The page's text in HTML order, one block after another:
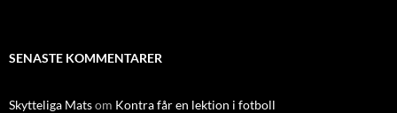
SENASTE KOMMENTARER
Skytteliga Matsom Kontra får en lektion i fotboll